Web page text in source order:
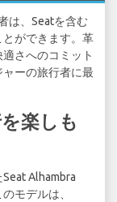
は、Seatを含む
ができます。革
さへのコミット
ーの旅行者に最
楽しも
Alhambra
モデルは、